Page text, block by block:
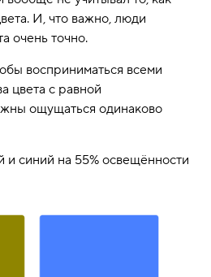
И, что важно, люди
очень точно.
восприниматься всеми
цвета с равной
ощущаться одинаково
синий на 55% освещённости